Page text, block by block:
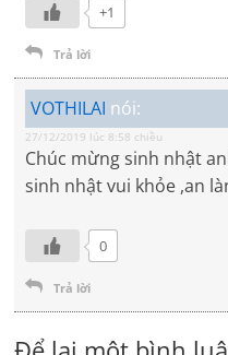
+1
Trả lời
VOTHILAI nói:
27/12/2019 lúc 8:58 chiều
Chúc mừng sinh nhật
sinh nhật vui khỏe ,an
0
Trả lời